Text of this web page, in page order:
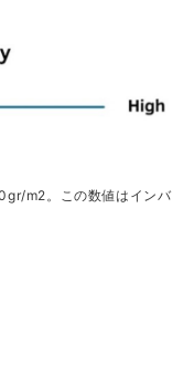
m2。この数値はインバ